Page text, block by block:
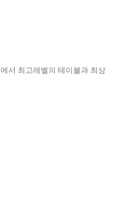
서 최고레벨의 테이블과 최상